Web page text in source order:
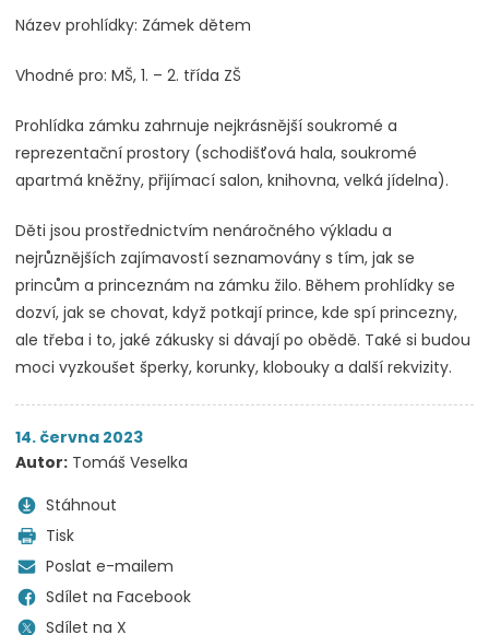
Název prohlídky: Zámek dětem
Vhodné pro: MŠ, 1. – 2. třída ZŠ
Prohlídka zámku zahrnuje nejkrásnější soukromé a
reprezentační prostory (schodišťová hala, soukromé
apartmá kněžny, přijímací salon, knihovna, velká jídelna).
Děti jsou prostřednictvím nenáročného výkladu a
nejrůznějších zajímavostí seznamovány s tím, jak se
princům a princeznám na zámku žilo. Během prohlídky se
dozví, jak se chovat, když potkají prince, kde spí princezny,
ale třeba i to, jaké zákusky si dávají po obědě. Také si budou
moci vyzkoušet šperky, korunky, klobouky a další rekvizity.
14. června 2023
Autor: Tomáš Veselka
Stáhnout
Tisk
Poslat e-mailem
Sdílet na Facebook
Sdílet na X